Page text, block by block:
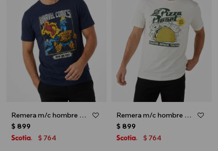
Remera m/c hombre MARVEL - Azul marino
$ 899
$ 764
Remera m/c hombre PIXAR - Crudo
$ 899
$ 764